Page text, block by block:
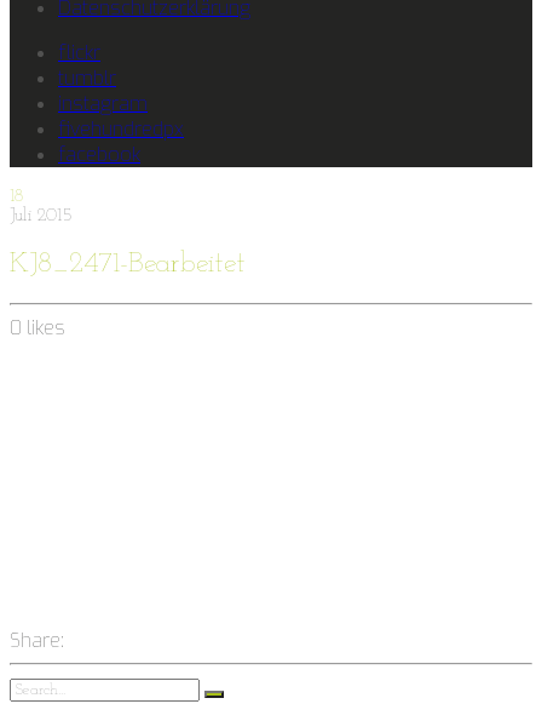
Datenschutzerklärung
flickr
tumblr
instagram
fivehundredpx
facebook
18
Juli 2015
KJ8_2471-Bearbeitet
0 likes
Share: